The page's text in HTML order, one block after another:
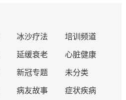
冰沙疗法 培训频道
延缓衰老 心脏健康
新冠专题 未分类
病友故事 症状疾病